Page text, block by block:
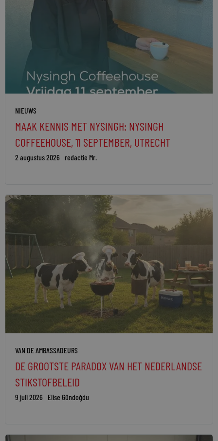
NIEUWS
MAAK KENNIS MET NYSINGH: NYSINGH
COFFEEHOUSE, 11 SEPTEMBER, UTRECHT
2 augustus 2026 redactie Mr.
VAN DE AMBASSADEURS
DE GROOTSTE PARADOX VAN HET NEDERLANDSE
STIKSTOFBELEID
9 juli 2026 Elise Gündoğdu